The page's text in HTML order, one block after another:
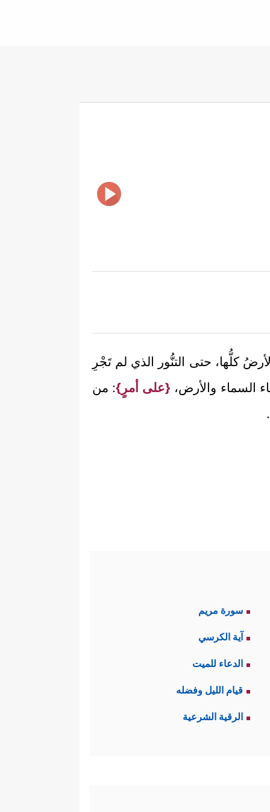
كلُّها، حتى التنُّور الذي لم تَجْرِ
السماء والأرض، {على أمرٍ}: من
سورة مريم
آية الكرسي
الدعاء للميت
قيام الليل وفضله
الرقية الشرعية